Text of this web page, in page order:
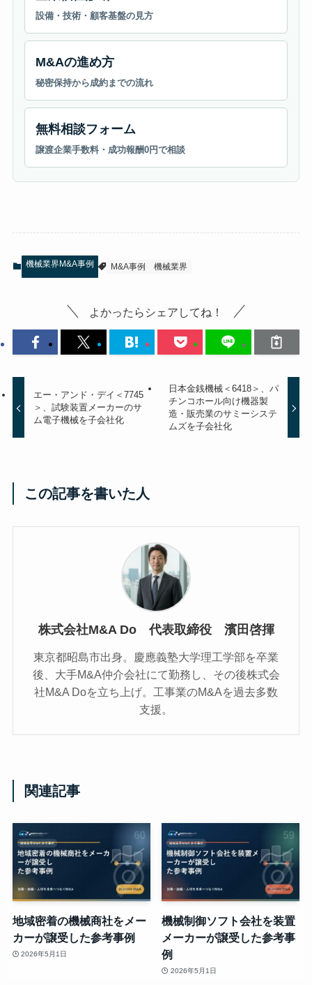
設備・技術・顧客基盤の見方
M&Aの進め方
秘密保持から成約までの流れ
無料相談フォーム
譲渡企業手数料・成功報酬0円で相談
機械業界M&A事例 M&A事例 機械業界
よかったらシェアしてね！
エー・アンド・デイ＜7745
＞、試験装置メーカーのサ
ム電子機械を子会社化
日本金銭機械＜6418＞、パ
チンコホール向け機器製
造・販売業のサミーシステ
ムズを子会社化
この記事を書いた人
株式会社M&A Do 代表取締役 濱田啓揮
東京都昭島市出身。慶應義塾大学理工学部を卒業
後、大手M&A仲介会社にて勤務し、その後株式会
社M&A Doを立ち上げ。工事業のM&Aを過去多数
支援。
関連記事
地域密着の機械商社をメー
カーが譲受した参考事例
2026年5月1日
機械制御ソフト会社を装置
メーカーが譲受した参考事
例
2026年5月1日